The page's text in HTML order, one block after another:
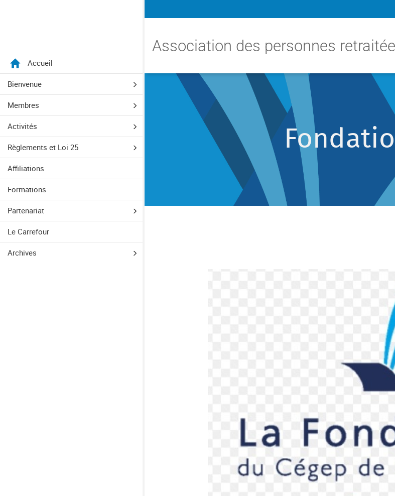
Aller directement au menu principal
Aller directement au contenu principal
Aller directement au formulaire de recherche
Aller directement au pied de page
Association des personnes
Accueil
Bienvenue
Membres
Activités
Règlements et Loi 25
Affiliations
Formations
Partenariat
Le Carrefour
Archives